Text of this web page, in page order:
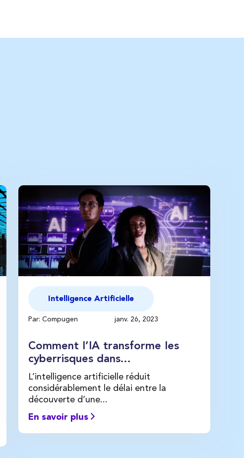
Intelligence Artificielle
Par: Compugen janv. 26, 2023
Comment l’IA transforme les
cyberrisques dans...
L’intelligence artificielle réduit
considérablement le délai entre la
découverte d’une...
En savoir plus